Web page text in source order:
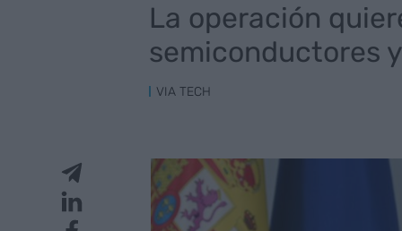
La operación
semiconductores
VIA TECH